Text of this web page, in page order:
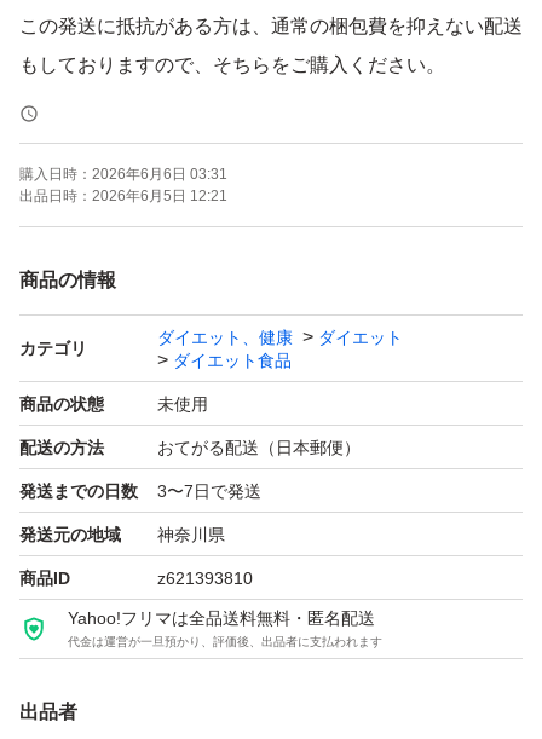
この発送に抵抗がある方は、通常の梱包費を抑えない配送
もしておりますので、そちらをご購入ください。
購入日時： 2026年6月6日 03:31
出品日時： 2026年6月5日 12:21
商品の情報
カテゴリ
ダイエット、健康
ダイエット
ダイエット食品
商品の状態 未使用
配送の方法 おてがる配送（日本郵便）
発送までの日数 3〜7日で発送
発送元の地域 神奈川県
商品ID z621393810
Yahoo!フリマは全品送料無料・匿名配送
代金は運営が一旦預かり、評価後、出品者に支払われます
出品者